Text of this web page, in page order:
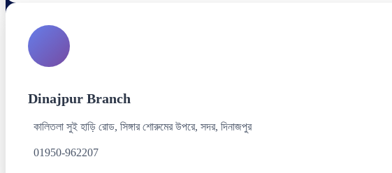
Dinajpur Branch
কালিতলা সুই হাড়ি রোড, সিঙ্গার শোরুমের উপরে, সদর, দিনাজপুর
01950-962207